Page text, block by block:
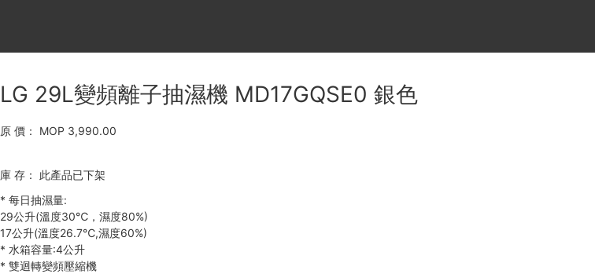
LG 29L變頻離子抽濕機 MD17GQSE0 銀色
原 價： MOP 3,990.00
庫 存：
此產品已下架
* 每日抽濕量:
29公升(溫度30℃，濕度80%)
17公升(溫度26.7℃,濕度60%)
* 水箱容量:4公升
* 雙迴轉變頻壓縮機